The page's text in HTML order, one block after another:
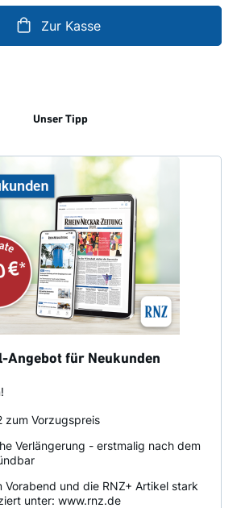
Zur Kasse
Unser Tipp
Angebot für Neukunden
zum Vorzugspreis
Verlängerung - erstmalig nach dem
Vorabend und die RNZ+ Artikel stark
unter: www.rnz.de